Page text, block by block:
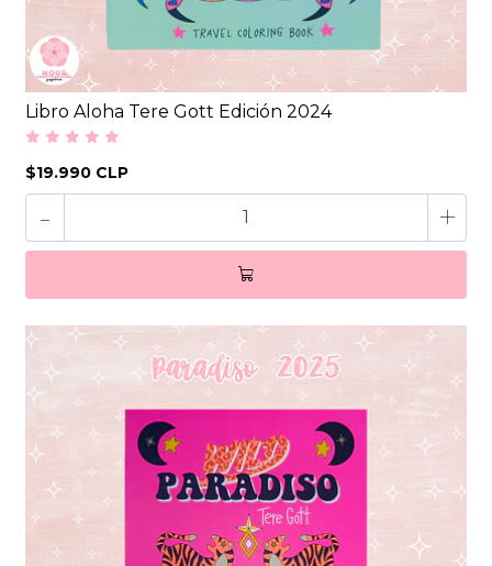
Libro Aloha Tere Gott Edición 2024
$19.990 CLP
- +